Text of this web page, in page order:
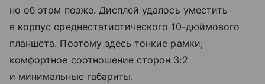
но об этом позже. Дисплей удалось уместить
в корпус среднестатистического 10-дюймового
планшета. Поэтому здесь тонкие рамки,
комфортное соотношение сторон 3:2
и минимальные габариты.